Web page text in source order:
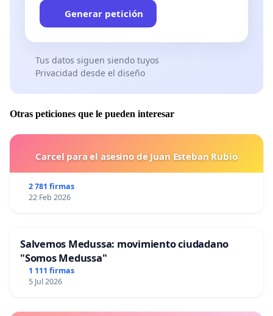
Generar petición
Tus datos siguen siendo tuyos
Privacidad desde el diseño
Otras peticiones que le pueden interesar
Carcel para el asesino de Juan Esteban Rubio
2 781 firmas
22 Feb 2026
Salvemos Medussa: movimiento ciudadano
"Somos Medussa"
1 111 firmas
5 Jul 2026